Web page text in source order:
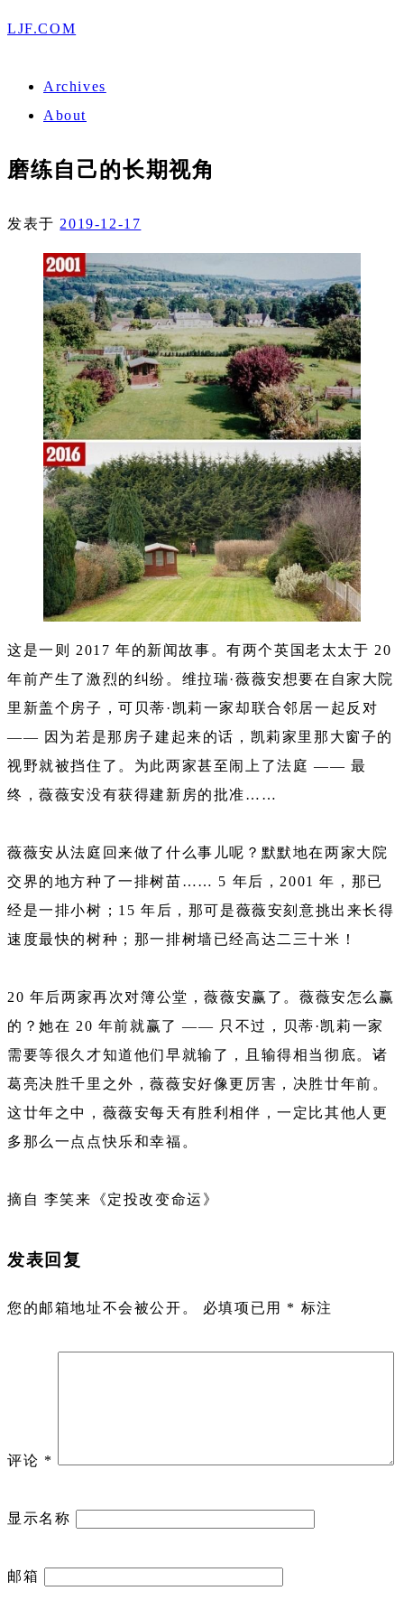
LJF.COM
Archives
About
磨练自己的长期视角
发表于 2019-12-17
这是一则 2017 年的新闻故事。有两个英国老太太于 20
年前产生了激烈的纠纷。维拉瑞·薇薇安想要在自家大院
里新盖个房子，可贝蒂·凯莉一家却联合邻居一起反对
—— 因为若是那房子建起来的话，凯莉家里那大窗子的
视野就被挡住了。为此两家甚至闹上了法庭 —— 最
终，薇薇安没有获得建新房的批准……
薇薇安从法庭回来做了什么事儿呢？默默地在两家大院
交界的地方种了一排树苗…… 5 年后，2001 年，那已
经是一排小树；15 年后，那可是薇薇安刻意挑出来长得
速度最快的树种；那一排树墙已经高达二三十米！
20 年后两家再次对簿公堂，薇薇安赢了。薇薇安怎么赢
的？她在 20 年前就赢了 —— 只不过，贝蒂·凯莉一家
需要等很久才知道他们早就输了，且输得相当彻底。诸
葛亮决胜千里之外，薇薇安好像更厉害，决胜廿年前。
这廿年之中，薇薇安每天有胜利相伴，一定比其他人更
多那么一点点快乐和幸福。
摘自 李笑来《定投改变命运》
发表回复
您的邮箱地址不会被公开。 必填项已用 * 标注
评论 *
显示名称
邮箱